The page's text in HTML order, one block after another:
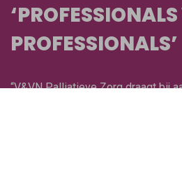
PROFESSIONALS’
“V&VN Palliatieve Zorg draagt bij